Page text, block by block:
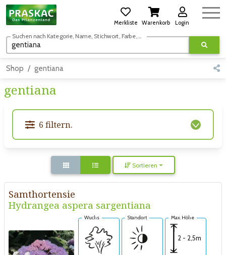
Merkliste Warenkorb Login
Suchen nach Kategorie, Name, Stichwort, Farbe, usw.
Shop gentiana
gentiana
6 filtern.
Sortieren
Samthortensie
Hydrangea aspera sargentiana
Wuchs Standort Max. Höhe
2 - 2,5m